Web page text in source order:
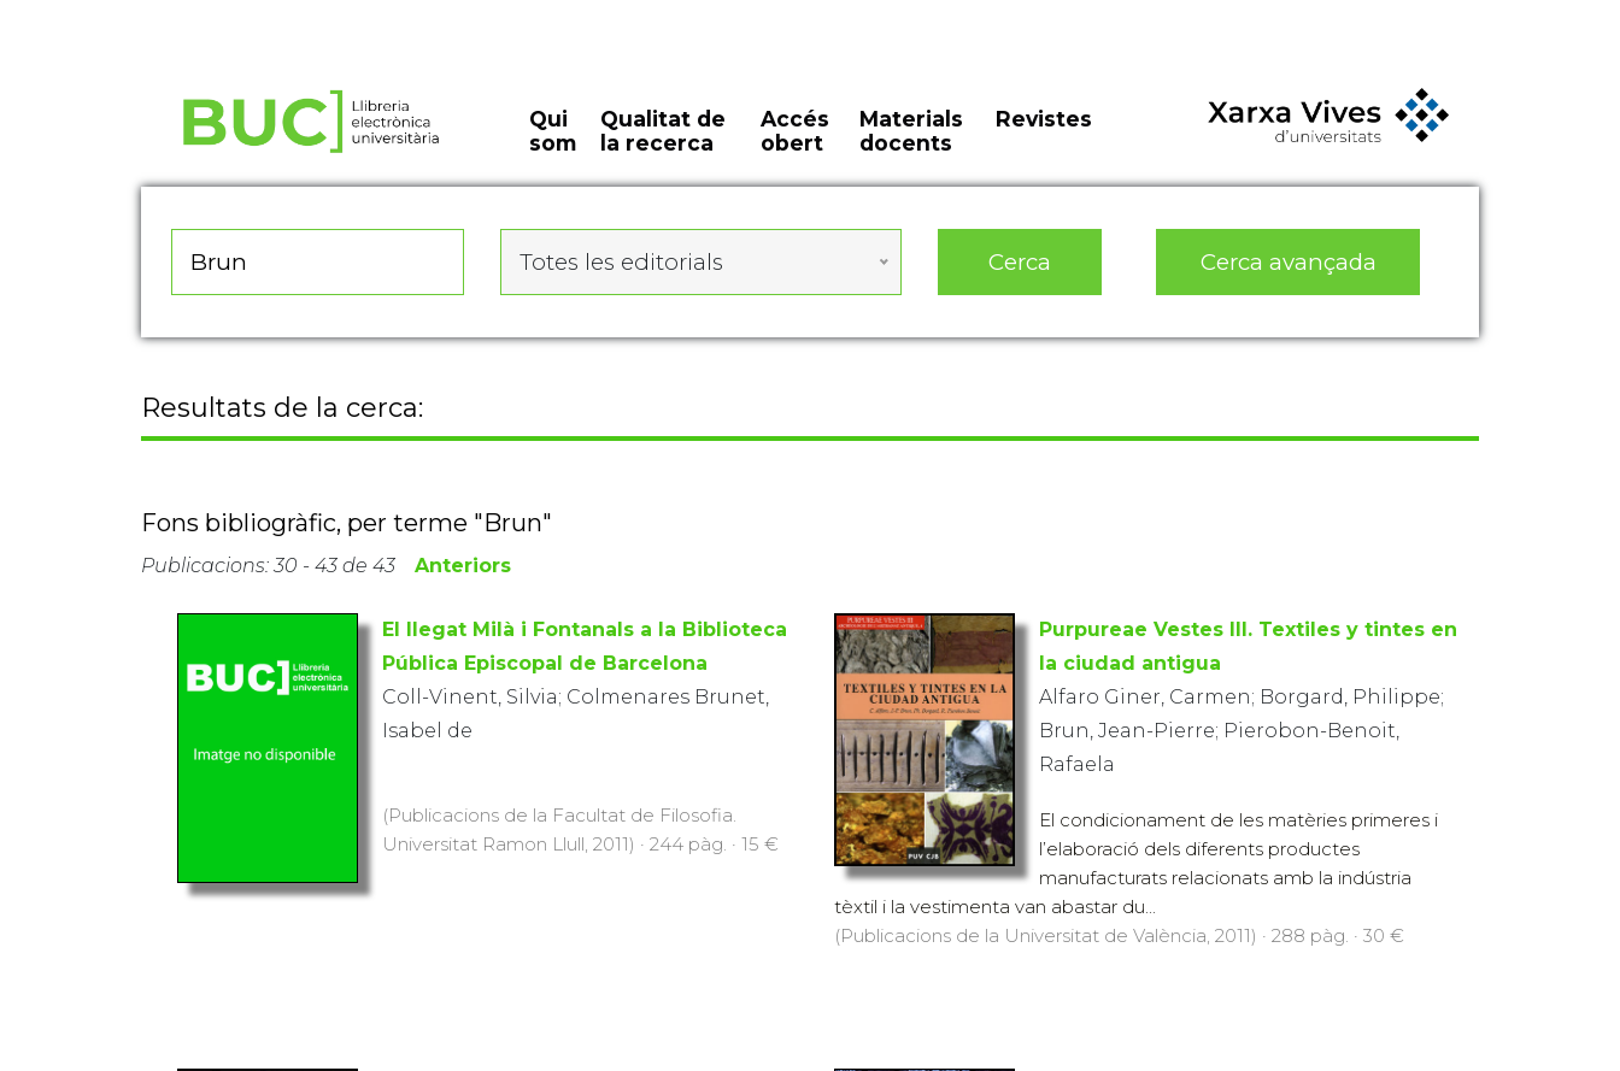
Qui
som
Qualitat de
la recerca
Accés
obert
Materials
docents
Revistes
Totes les editorials Cerca Cerca avançada
Resultats de la cerca:
Fons bibliogràfic, per terme "Brun"
Publicacions: 30 - 43 de 43 Anteriors
El llegat Milà i Fontanals a la Biblioteca
Pública Episcopal de Barcelona
Coll-Vinent, Silvia; Colmenares Brunet,
Isabel de
(Publicacions de la Facultat de Filosofia.
Universitat Ramon Llull, 2011) · 244 pàg. · 15 €
Purpureae Vestes III. Textiles y tintes en
la ciudad antigua
Alfaro Giner, Carmen; Borgard, Philippe;
Brun, Jean-Pierre; Pierobon-Benoit,
Rafaela
El condicionament de les matèries primeres i
l’elaboració dels diferents productes
manufacturats relacionats amb la indústria
tèxtil i la vestimenta van abastar du...
(Publicacions de la Universitat de València, 2011) · 288 pàg. · 30 €